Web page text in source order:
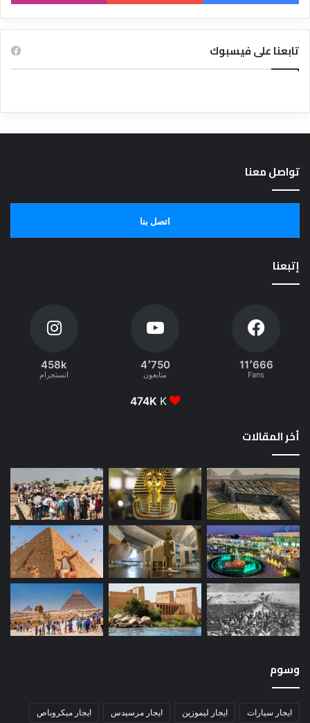
تابعنا على فيسبوك
تواصل معنا
اتصل بنا
إتبعنا
11٬666
Fans
4٬750
متابعون
458k
انستجرام
474K K
أخر المقالات
وسوم
ايجار سيارات ايجار ليموزين ايجار مرسيدس ايجار ميكروباص